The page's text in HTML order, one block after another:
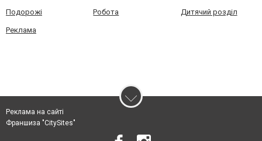
Подорожі Робота Дитячий розділ
Реклама
Реклама на сайті
Франшиза "CitySites"